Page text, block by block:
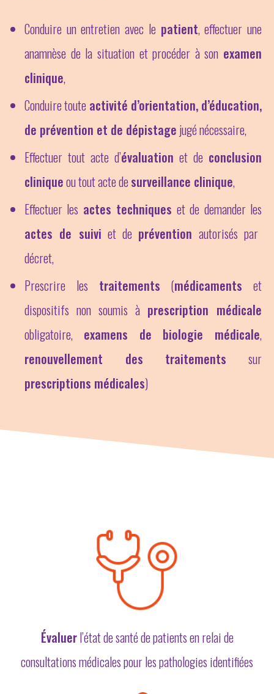
Conduire un entretien avec le patient, effectuer une
anamnèse de la situation et procéder à son examen
clinique,
Conduire toute activité d’orientation, d’éducation,
de prévention et de dépistage jugé nécessaire,
Effectuer tout acte d’évaluation et de conclusion
cliniqueou tout acte desurveillance clinique,
Effectuer les actes techniques et de demander les
actes de suivi et de prévention autorisés par
décret,
Prescrire les traitements (médicaments et
dispositifs non soumis à prescription médicale
obligatoire, examens de biologie médicale,
renouvellement des traitements sur
prescriptions médicales)
Évaluerl’état de santé de patients en relai de
consultations médicales pour les pathologies identifiées